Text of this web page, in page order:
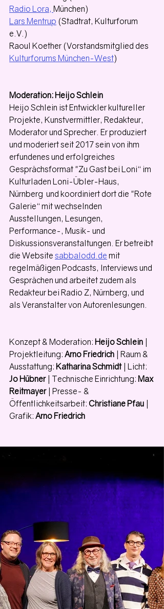
Radio Lora, München)
Lars Mentrup (Stadtrat, Kulturforum
e.V.)
Raoul Koether (Vorstandsmitglied des
Kulturforums München-West)
Moderation: Heijo Schlein
Heijo Schlein ist Entwickler kultureller
Projekte, Kunstvermittler, Redakteur,
Moderator und Sprecher. Er produziert
und moderiert seit 2017 sein von ihm
erfundenes und erfolgreiches
Gesprächsformat "Zu Gast bei Loni“ im
Kulturladen Loni-Übler-Haus,
Nürnberg  und koordiniert dort die "Rote
Galerie“ mit wechselnden
Ausstellungen, Lesungen,
Performance-, Musik- und
Diskussionsveranstaltungen. Er betreibt
die Website sabbalodd.de mit
regelmäßigen Podcasts, Interviews und
Gesprächen und arbeitet zudem als
Redakteur bei Radio Z, Nürnberg, und
als Veranstalter von Autorenlesungen.
Konzept & Moderation: Heijo Schlein |
Projektleitung: Arno Friedrich | Raum &
Ausstattung: Katharina Schmidt | Licht:
Jo Hübner | Technische Einrichtung: Max
Reitmayer | Presse- &
Öffentlichkeitsarbeit: Christiane Pfau |
Grafik: Arno Friedrich